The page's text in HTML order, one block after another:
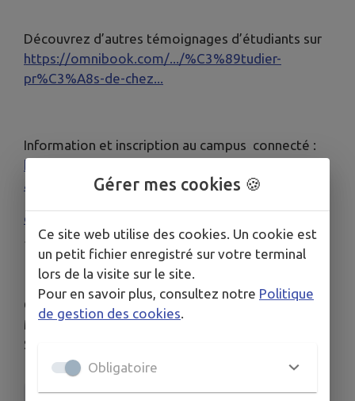
Découvrez d’autres témoignages d’étudiants sur
https://omnibook.com/.../%C3%89tudier-
pr%C3%A8s-de-chez...
Information et inscription au campus connecté :
https://www.campus-connecte-cc-sources-lac-
annecy.fr/
campusconnecte@cc-sources-lac-annecy.com
50 65 29 22
Crédit : vidéo réalisée par l’Université Savoie
Mont-Blanc, partenaire des campus connectés des
Savoie
Campus Connecté des Sources du lac d'Annecy
Gérer mes cookies 🍪
Ce site web utilise des cookies. Un cookie est
un petit fichier enregistré sur votre terminal
lors de la visite sur le site.
Pour en savoir plus, consultez notre Politique
de gestion des cookies
Obligatoire